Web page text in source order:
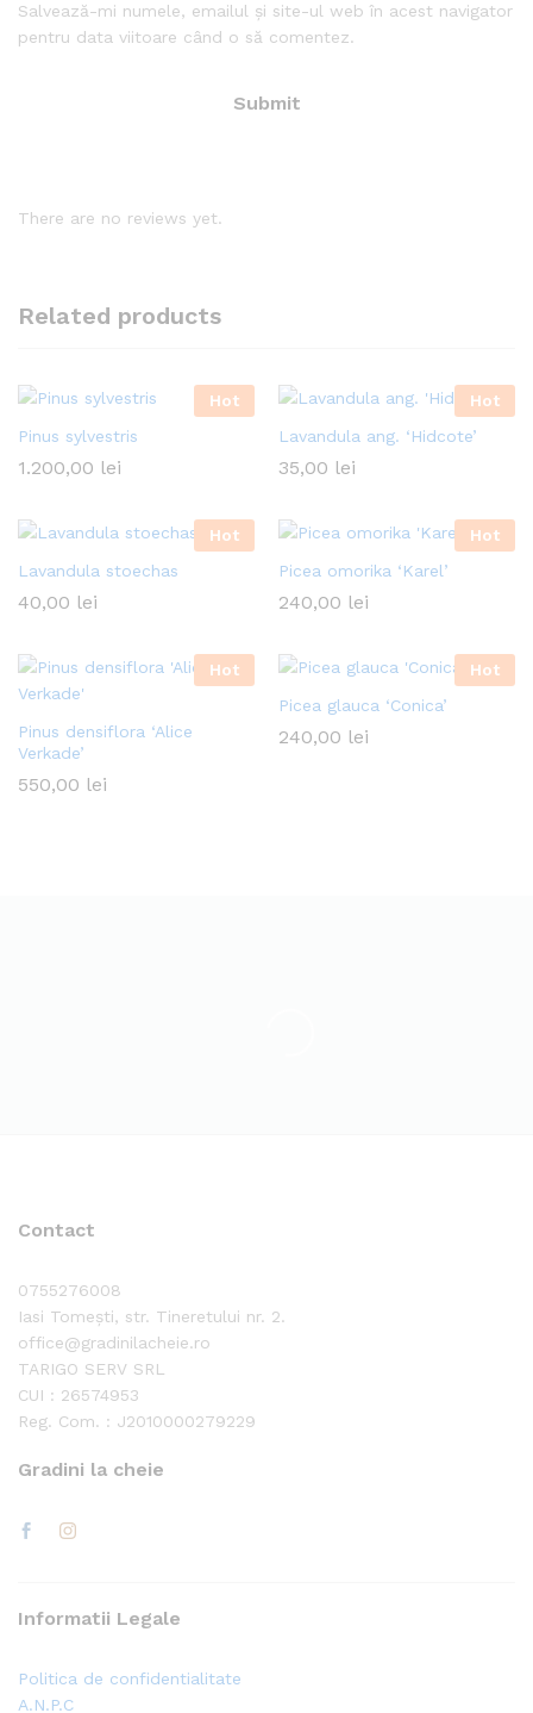
Salvează-mi numele, emailul și site-ul web în acest navigator
pentru data viitoare când o să comentez.
There are no reviews yet.
Related products
Hot
Pinus sylvestris
1.200,00 lei
Hot
Lavandula ang. ‘Hidcote’
35,00 lei
Hot
Lavandula stoechas
40,00 lei
Hot
Picea omorika ‘Karel’
240,00 lei
Hot
Pinus densiflora ‘Alice
Verkade’
550,00 lei
Hot
Picea glauca ‘Conica’
240,00 lei
Contact
0755276008
Iasi Tomești, str. Tineretului nr. 2.
office@gradinilacheie.ro
TARIGO SERV SRL
CUI : 26574953
Reg. Com. : J2010000279229
Gradini la cheie
Informatii Legale
Politica de confidentialitate
A.N.P.C